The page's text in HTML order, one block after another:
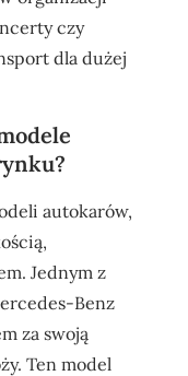
czy
dla dużej
autokarów,
Jednym z
Benz
za swoją
Ten model